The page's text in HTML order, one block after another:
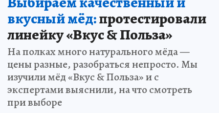
вкусный мёд:протестировали
линейку «Вкус & Польза»
На полках много натурального мёда —
цены разные, разобраться непросто. Мы
изучили мёд «Вкус & Польза» и с
экспертами выяснили, на что смотреть
при выборе